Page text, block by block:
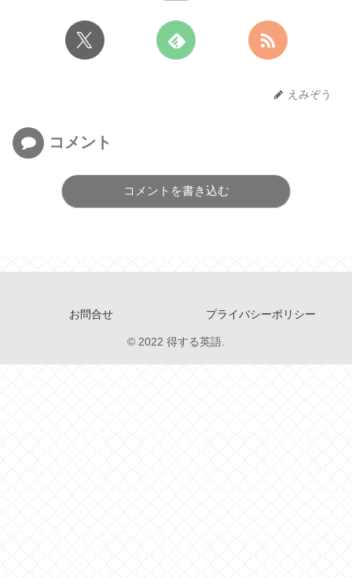
えみぞう
コメント
コメントを書き込む
お問合せ プライバシーポリシー
© 2022 得する英語.